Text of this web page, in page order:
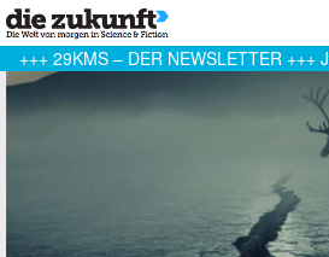
+++ 29KMS – DER NEWSLETTER +++